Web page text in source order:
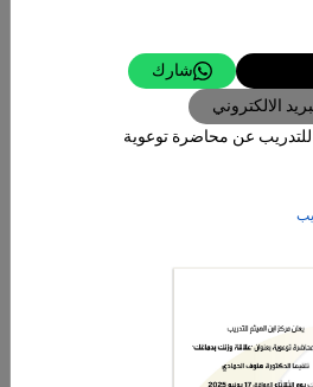
شارك
الالكتروني
للتدريب عن محاضرة توعوية